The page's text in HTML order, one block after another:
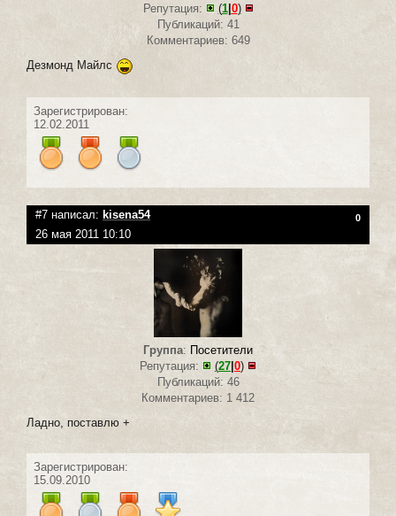
Репутация:
(1| 0)
Публикаций: 41
Комментариев: 649
Дезмонд Майлс
Зарегистрирован:
12.02.2011
#7 написал: kisena54 0
26 мая 2011 10:10
Группа: Посетители
Репутация:
(27 0)
Публикаций: 46
Комментариев: 1 412
Ладно, поставлю +
Зарегистрирован:
15.09.2010